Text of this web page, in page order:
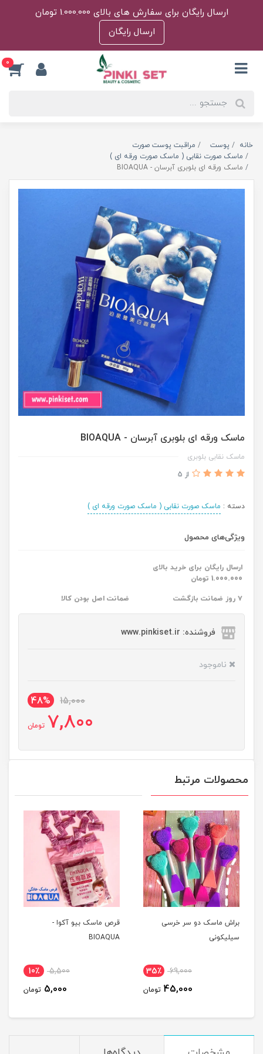
ارسال رایگان برای سفارش های بالای 1.000.000 تومان
ارسال رایگان
0
خانه پوست
مراقبت پوست صورت
ماسک صورت نقابی ( ماسک صورت ورقه ای )
ماسک ورقه ای بلوبری آبرسان - BIOAQUA
ماسک ورقه ای بلوبری آبرسان - BIOAQUA
ماسک نقابی بلوبری
از 5
دسته : ماسک صورت نقابی ( ماسک صورت ورقه ای )
ویژگی‌های محصول
ارسال رایگان برای خرید بالای
1.000.000 تومان
۷ روز ضمانت بازگشت ضمانت اصل بودن کالا
فروشنده: www.pinkiset.ir
ناموجود
15,000
48%
7,800 تومان
محصولات مرتبط
براش ماسک دو سر خرسی
سیلیکونی
69,000 35٪
45,000 تومان
قرص ماسک بیو آکوا -
BIOAQUA
5,500 10٪
5,000 تومان